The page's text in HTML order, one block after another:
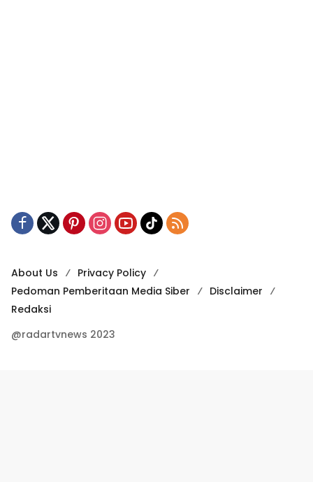
About Us
Privacy Policy
Pedoman Pemberitaan Media Siber
Disclaimer
Redaksi
@radartvnews 2023